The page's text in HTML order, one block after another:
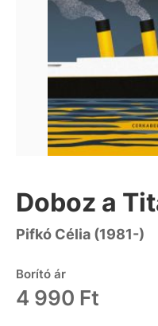
Doboz a
Pifkó Célia (1981-)
Borító ár
4 990 Ft